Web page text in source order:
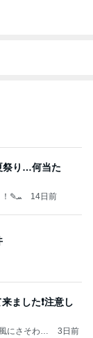
祭り…何当た
高校生Dヲタ Ꭰ-ᎮꭵꭹꭴのDisneyにっき！！✎ܚ 14日前
ました❗️注意し
にさそわれ
3日前